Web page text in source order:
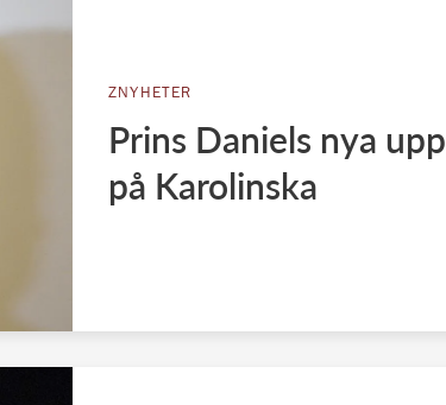
ZNYHETER
Prins Daniels nya
på Karolinska